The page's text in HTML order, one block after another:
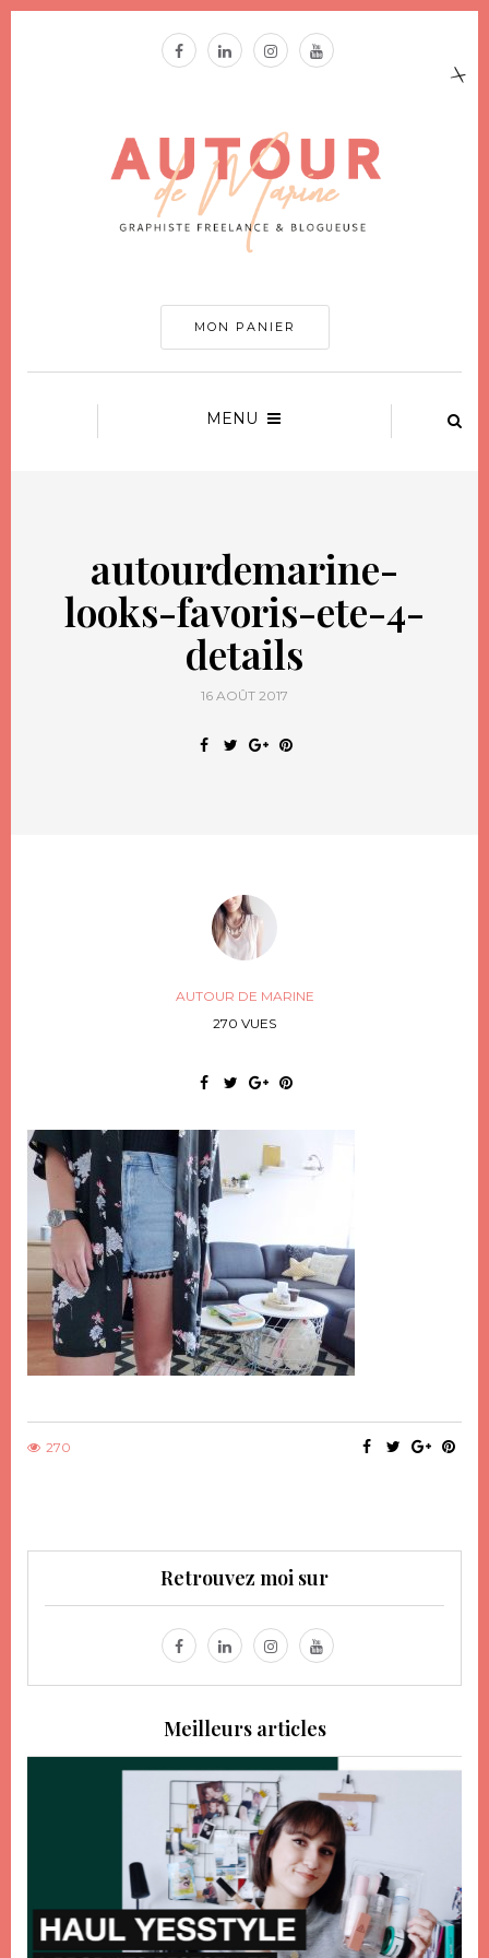
MON PANIER
MENU
autourdemarine-
looks-favoris-ete-4-
details
16 AOÛT 2017
AUTOUR DE MARINE
270 VUES
270
Retrouvez moi sur
Meilleurs articles